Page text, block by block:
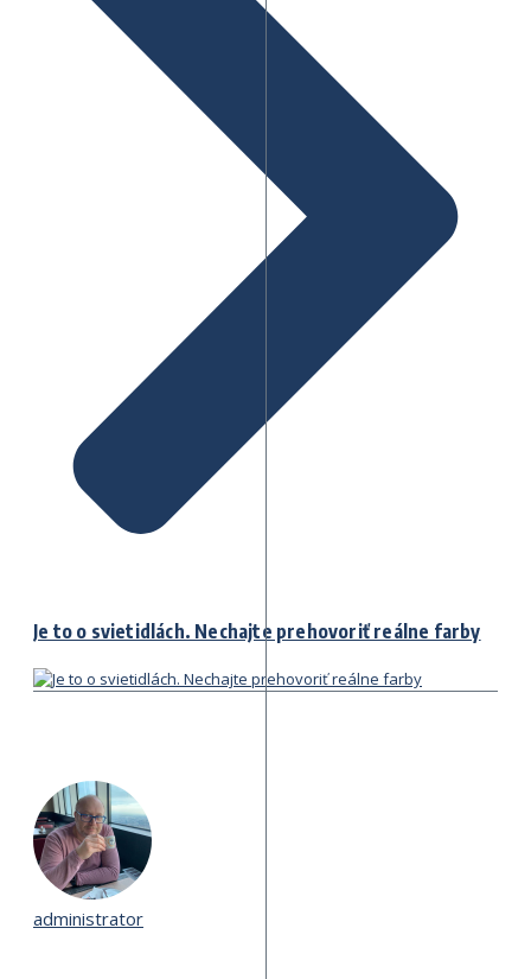
Je to o svietidlách. Nechajte prehovoriť reálne farby
administrator